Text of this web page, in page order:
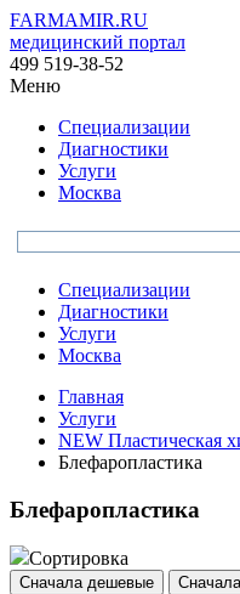
FARMAMIR.RU
медицинский портал
499 519-38-52
Меню
Специализации
Диагностики
Услуги
Москва
Специализации
Диагностики
Услуги
Москва
Главная
Услуги
NEW Пластическая
Блефаропластика
Блефаропластика
Сортировка
Сначала дешевые